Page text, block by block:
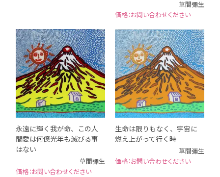
草間彌生
お問い合わせください
永遠に輝く我が命、この人
間愛は何億光年も滅びる事
はない
草間彌生
お問い合わせください
生命は限りもなく、宇宙に
燃え上がって行く時
草間彌生
お問い合わせください